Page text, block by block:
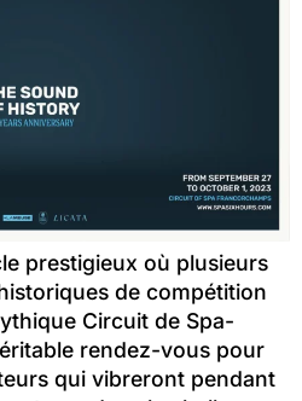
prestigieux où plusieurs
de compétition
Circuit de Spa-
rendez-vous pour
qui vibreront pendant